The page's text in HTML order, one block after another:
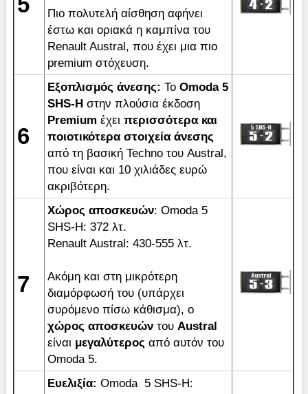
Πιο πολυτελή αίσθηση αφήνει
έστω και οριακά η καμπίνα του
Renault Austral, που έχει μια πιο
premium στόχευση.
6
Εξοπλισμός άνεσης: To Omoda 5
SHS-H στην πλούσια έκδοση
Premium έχει περισσότερα και
ποιοτικότερα στοιχεία άνεσης
από τη βασική Techno του Austral,
που είναι και 10 χιλιάδες ευρώ
ακριβότερη.
7
Χώρος αποσκευών: Omoda 5
SHS-H: 372 λτ.
Renault Austral: 430-555 λτ.
Aκόμη και στη μικρότερη
διαμόρφωσή του (υπάρχει
συρόμενο πίσω κάθισμα), ο
χώρος αποσκευώντου Austral
είναι μεγαλύτερος από αυτόν του
Omoda 5.
Ευελιξία: Omoda 5 SHS-H: